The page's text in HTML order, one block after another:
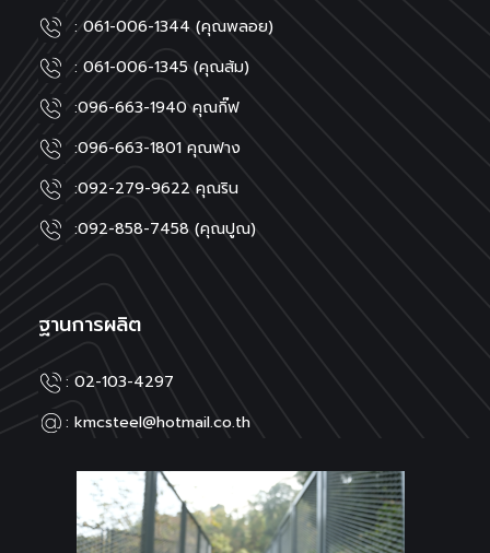
: 061-006-1344 (คุณพลอย)
: 061-006-1345 (คุณส้ม)
:096-663-1940 คุณกิ๊ฟ
:096-663-1801 คุณฟาง
:092-279-9622 คุณริน
:092-858-7458 (คุณปูณ)
ฐานการผลิต
: 02-103-4297
: kmcsteel@hotmail.co.th